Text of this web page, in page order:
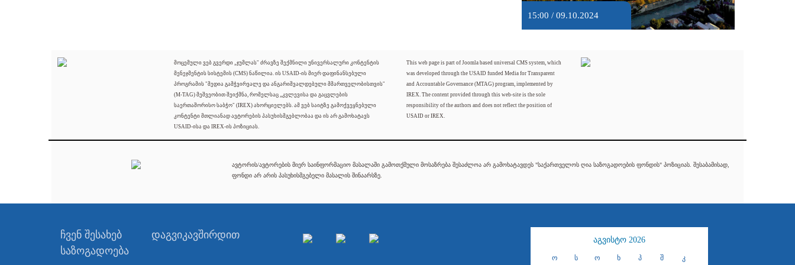
15:00 / 09.10.2024
მოცემული ვებ გვერდი „ჯუმლას" ძრავზე შექმნილი უნივერსალური კონტენტის
მენეჯმენტის სისტემის (CMS) ნაწილია. ის USAID-ის მიერ დაფინანსებული
პროგრამის "მედია გამჭვირვალე და ანგარიშვალდებული მმართველობისთვის"
(M-TAG) მეშვეობით შეიქმნა, რომელსაც „კვლევისა და გაცვლების
საერთაშორისო საბჭო" (IREX) ახორციელებს. ამ ვებ საიტზე გამოქვეყნებული
კონტენტი მთლიანად ავტორების პასუხისმგებლობაა და ის არ გამოხატავს
USAID-ისა და IREX-ის პოზიციას.
This web page is part of Joomla based universal CMS system, which
was developed through the USAID funded Media for Transparent
and Accountable Governance (MTAG) program, implemented by
IREX. The content provided through this web-site is the sole
responsibility of the authors and does not reflect the position of
USAID or IREX.
ავტორის/ავტორების მიერ საინფორმაციო მასალაში გამოთქმული მოსაზრება შესაძლოა არ გამოხატავდეს "საქართველოს ღია საზოგადოების ფონდის" პოზიციას. შესაბამისად,
ფონდი არ არის პასუხისმგებელი მასალის შინაარსზე.
ჩვენ შესახებ
დაგვიკავშირდით
საზოგადოება
აგვისტო 2026
ო ს ო ხ პ შ კ